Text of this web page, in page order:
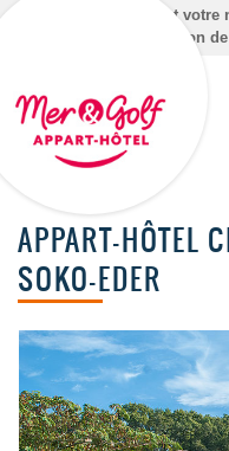
En poursuivant votre
l'utilisation
APPART-HÔTEL
SOKO-EDER